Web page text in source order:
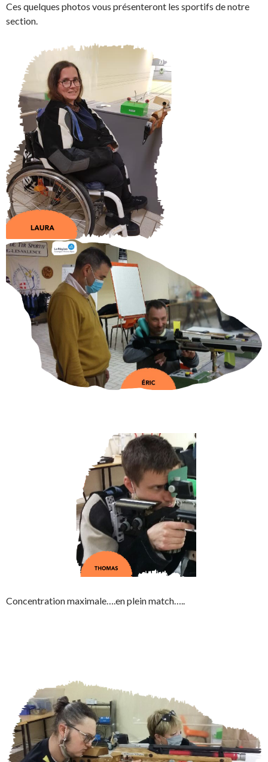
Ces quelques photos vous présenteront les sportifs de notre
section.
Concentration maximale….en plein match…..